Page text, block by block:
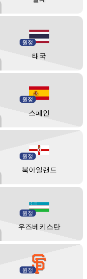
원정
태국
원정
스페인
원정
북아일랜드
원정
우즈베키스탄
원정